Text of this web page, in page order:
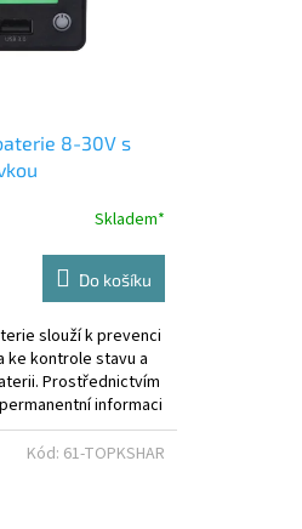
8-30V s
Skladem*
Do košíku
slouží k prevenci
ke kontrole stavu a
Prostřednictvím
informaci
Kód: 61-TOPKSHAR